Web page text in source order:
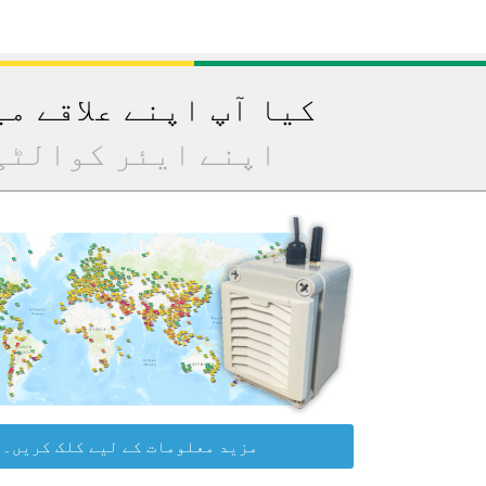
کیا آپ اپنے علاقے
اپنے ایئر
مزید معلومات کے لیے کلک کریں۔